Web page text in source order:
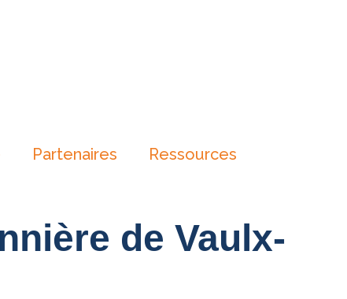
Partenaires Ressources
de Vaulx-